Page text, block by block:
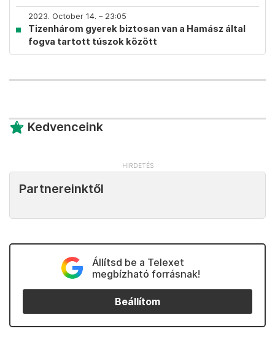
2023. October 14. – 23:05
Tizenhárom gyerek biztosan van a Hamász által
fogva tartott túszok között
Kedvenceink
Partnereinktől
Állítsd be a Telexet
megbízható forrásnak!
Beállítom